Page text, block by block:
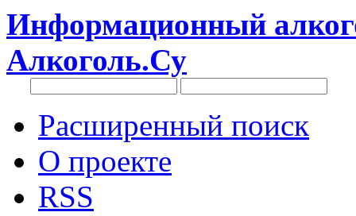
Информационный
Алкоголь.Су
Расширенный поиск
О проекте
RSS